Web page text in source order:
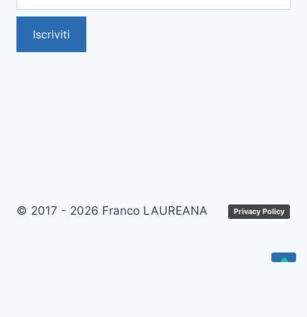
Iscriviti
© 2017 - 2026 Franco LAUREANA Privacy Policy